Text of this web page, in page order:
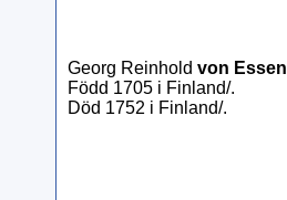
Georg Reinhold von Essen
Född 1705 i Finland/.
Död 1752 i Finland/.